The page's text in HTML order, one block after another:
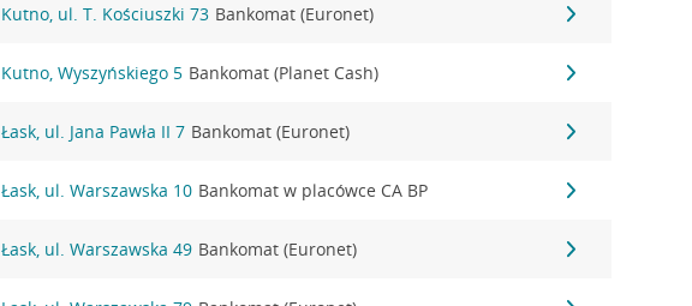
Kutno, ul. T. Kościuszki 73 Bankomat (Euronet)
Kutno, Wyszyńskiego 5 Bankomat (Planet Cash)
Łask, ul. Jana Pawła II 7 Bankomat (Euronet)
Łask, ul. Warszawska 10 Bankomat w placówce CA BP
Łask, ul. Warszawska 49 Bankomat (Euronet)